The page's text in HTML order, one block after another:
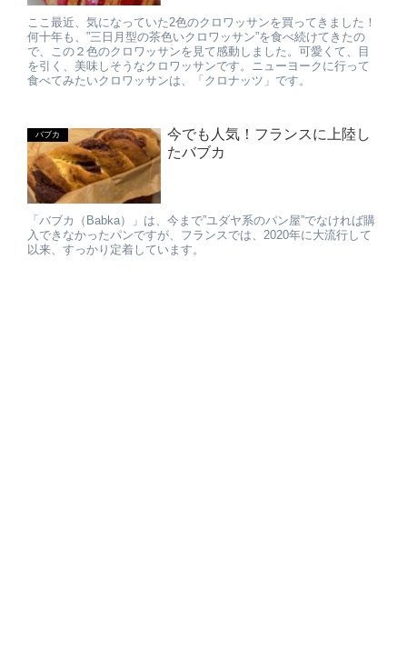
ここ最近、気になっていた2色のクロワッサンを買ってきました！
何十年も、”三日月型の茶色いクロワッサン”を食べ続けてきたの
で、この２色のクロワッサンを見て感動しました。可愛くて、目
を引く、美味しそうなクロワッサンです。ニューヨークに行って
食べてみたいクロワッサンは、「クロナッツ」です。
バブカ
今でも人気！フランスに上陸し
たバブカ
「バブカ（Babka）」は、今まで”ユダヤ系のパン屋”でなければ購
入できなかったパンですが、フランスでは、2020年に大流行して
以来、すっかり定着しています。